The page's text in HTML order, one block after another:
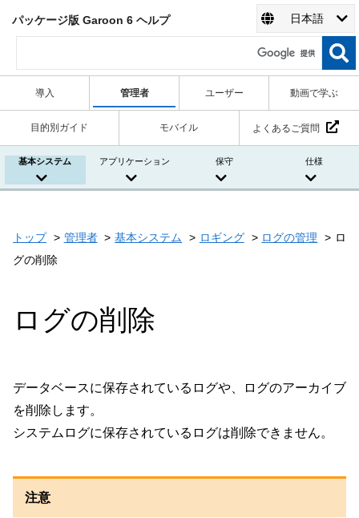
パッケージ版 Garoon 6 ヘルプ 日本語
導入 管理者 ユーザー 動画で学ぶ
目的別ガイド モバイル よくあるご質問
基本システム アプリケーション 保守 仕様
トップ 管理者 基本システム ロギング ログの管理
ロ
グの削除
ログの削除
データベースに保存されているログや、ログのアーカイブ
を削除します。
システムログに保存されているログは削除できません。
注意